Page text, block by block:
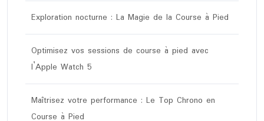
Exploration nocturne : La Magie de la Course à Pied
Optimisez vos sessions de course à pied avec
l’Apple Watch 5
Maîtrisez votre performance : Le Top Chrono en
Course à Pied